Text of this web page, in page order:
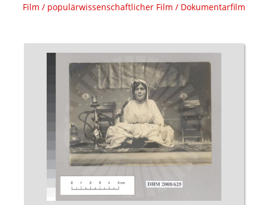
Film / populärwissenschaftlicher Film / Dokumentarfilm